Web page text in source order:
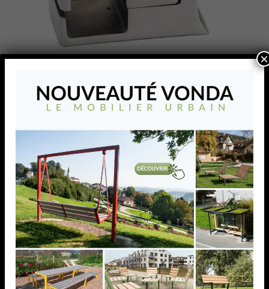
SUPPORT DE TÔLE
PERFO CADRE
20X20MM,POUR TUBE
D42,4MM, AISI304
BROSSE
SUPPORT DE TÔLE PERFO CADRE 20X20MM,POUR
×